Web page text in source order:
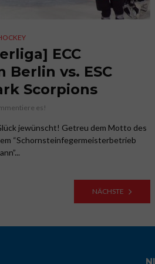
ECC
Berlin vs. ESC
Scorpions
es!
jewünscht! Getreu dem Motto des
“Schornsteinfegermeisterbetrieb
NÄCHSTE